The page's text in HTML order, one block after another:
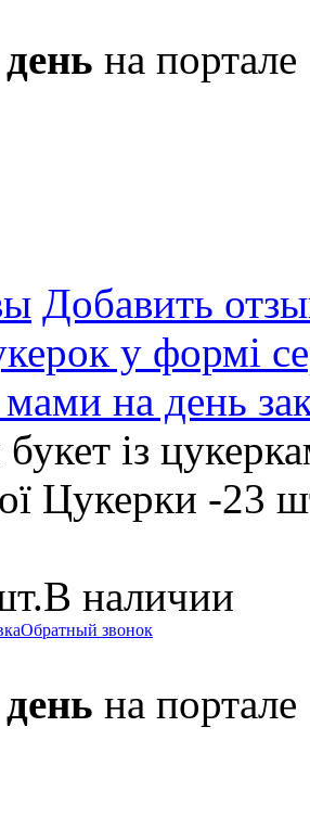
на портале
Добавить
у формі
на день
із
Цукерки -23
В наличии
Обратный звонок
на портале